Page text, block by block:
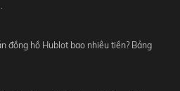
đồng hồ Hublot bao nhiêu tiền? Bảng